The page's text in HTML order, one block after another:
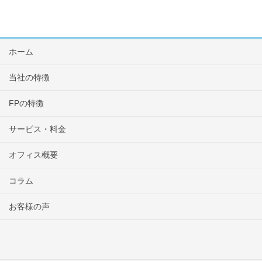
ホーム
当社の特徴
FPの特徴
サービス・料金
オフィス概要
コラム
お客様の声